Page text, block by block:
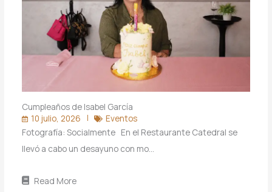
Cumpleaños de Isabel García
10 julio, 2026
Eventos
Fotografía: Socialmente En el Restaurante Catedral se
llevó a cabo un desayuno con mo…
Read More